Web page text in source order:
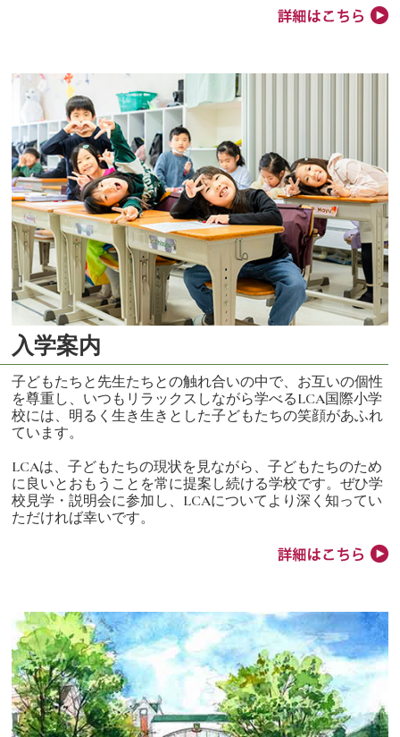
入学案内
子どもたちと先生たちとの触れ合いの中で、お互いの個性
を尊重し、いつもリラックスしながら学べるLCA国際小学
校には、明るく生き生きとした子どもたちの笑顔があふれ
ています。
LCAは、子どもたちの現状を見ながら、子どもたちのため
に良いとおもうことを常に提案し続ける学校です。ぜひ学
校見学・説明会に参加し、LCAについてより深く知ってい
ただければ幸いです。